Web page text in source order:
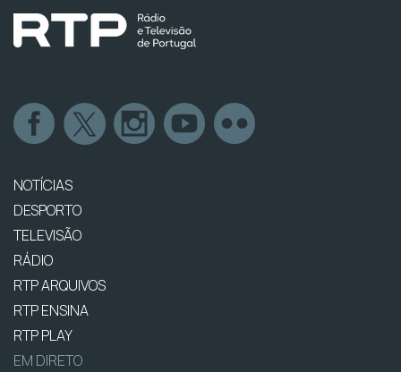
NOTÍCIAS
DESPORTO
TELEVISÃO
RÁDIO
RTP ARQUIVOS
RTP ENSINA
RTP PLAY
EM DIRETO